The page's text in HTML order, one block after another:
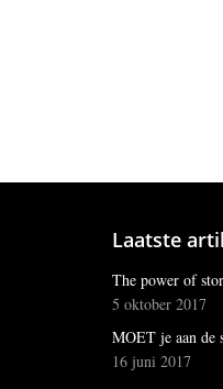
Laatste
The power of
5 oktober 2017
MOET je aan de
16 juni 2017